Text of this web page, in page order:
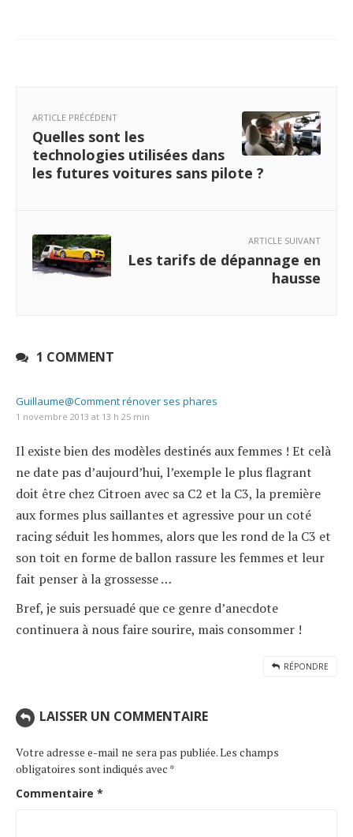
ARTICLE PRÉCÉDENT
Quelles sont les
technologies utilisées dans
les futures voitures sans pilote ?
ARTICLE SUIVANT
Les tarifs de dépannage en
hausse
1 COMMENT
Guillaume@Comment rénover ses phares
1 novembre 2013 at 13 h 25 min
Il existe bien des modèles destinés aux femmes ! Et celà
ne date pas d’aujourd’hui, l’exemple le plus flagrant
doit être chez Citroen avec sa C2 et la C3, la première
aux formes plus saillantes et agressive pour un coté
racing séduit les hommes, alors que les rond de la C3 et
son toit en forme de ballon rassure les femmes et leur
fait penser à la grossesse …
Bref, je suis persuadé que ce genre d’anecdote
continuera à nous faire sourire, mais consommer !
RÉPONDRE
LAISSER UN COMMENTAIRE
Votre adresse e-mail ne sera pas publiée.Les champs
obligatoires sont indiqués avec *
Commentaire *